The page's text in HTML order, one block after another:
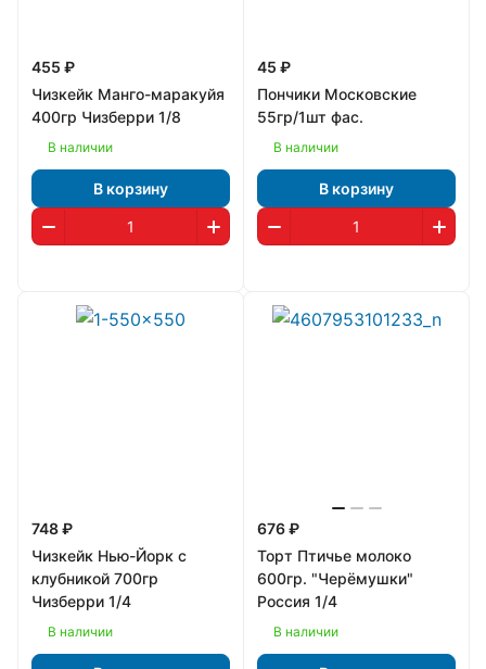
455 ₽
Чизкейк Манго-маракуйя
400гр Чизберри 1/8
В наличии
В корзину
45 ₽
Пончики Московские
55гр/1шт фас.
В наличии
В корзину
748 ₽
Чизкейк Нью-Йорк с
клубникой 700гр
Чизберри 1/4
В наличии
676 ₽
Торт Птичье молоко
600гр. "Черёмушки"
Россия 1/4
В наличии